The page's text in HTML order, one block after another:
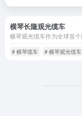
横琴长隆观光缆车
# 横琴缆车 # 横琴观光缆车